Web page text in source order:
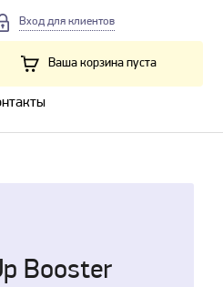
Вход для клиентов
Ваша корзина пуста
Booster